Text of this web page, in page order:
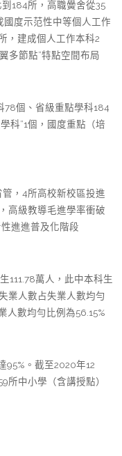
184所，高職黌舍從35
度示范性中等個人工作
，建成個人工作本科2
多節點”特點空間布局
78個、省級重點學科184
科”1個，國度重點（培
，4所高校新校區投進
高級教導毛進學率衝破
進進普及化階段
111.78萬人，此中本科生
業人數占失業人數均勻
人數均勻比例為56.15%
95%。截至2020年12
所中小學（含講授點）